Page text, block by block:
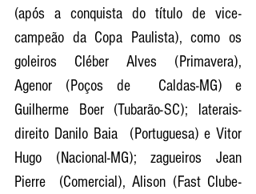
(após a conquista do título de vice-
campeão da Copa Paulista), como os
goleiros Cléber Alves (Primavera),
Agenor (Poços de  Caldas-MG) e
Guilherme Boer (Tubarão-SC); laterais-
direito Danilo Baia  (Portuguesa) e Vitor
Hugo (Nacional-MG); zagueiros Jean
Pierre  (Comercial), Alison (Fast Clube-